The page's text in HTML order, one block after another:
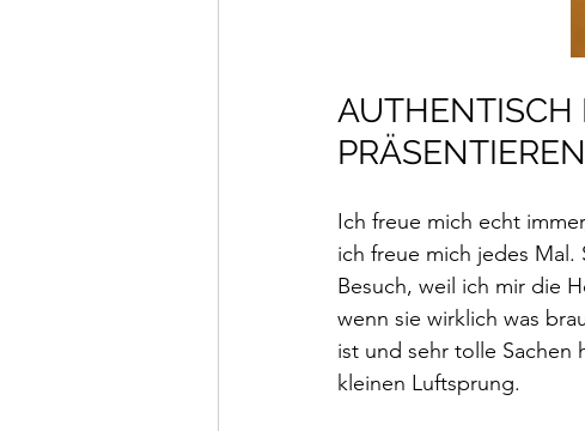
AUTHENTISCH
PRÄSENTIEREN
Ich freue mich echt
ich freue mich jedes
Besuch, weil ich mir die
wenn sie wirklich was
ist und sehr tolle Sachen
kleinen Luftsprung.